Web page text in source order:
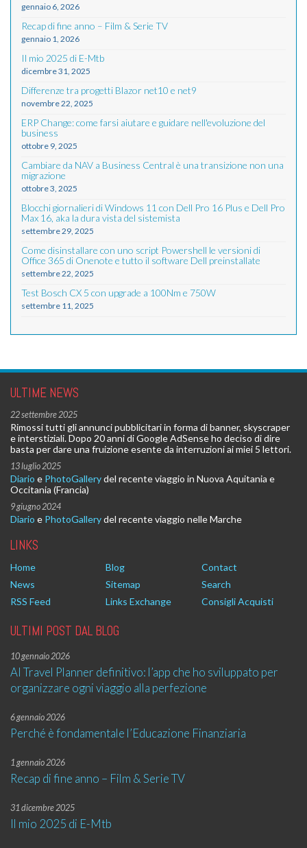
gennaio 6, 2026
Recap di fine anno – Film & Serie TV
gennaio 1, 2026
Il mio 2025 di E-Mtb
dicembre 31, 2025
Differenze tra progetti Blazor net10 e net9
novembre 22, 2025
ERP Change: come farsi aiutare e guidare nell'evoluzione del
business
ottobre 9, 2025
Cambiare da NAV a Business Central è una transizione non una
migrazione
ottobre 3, 2025
Blocchi giornalieri di Windows 11 con Dell Pro 16 Plus e Dell Pro
Max 16, aka la dura vista del sistemista
settembre 29, 2025
Come disinstallare con uno script Powershell le versioni di
Office 365 di Onenote e tutto il software Dell preinstallate
settembre 22, 2025
Test Bosch CX 5 con upgrade a 100Nm e 750W
settembre 11, 2025
ULTIME NEWS
22 settembre 2025
Rimossi tutti gli annunci pubblicitari in forma di banner, skyscraper
e interstiziali. Dopo 20 anni di Google AdSense ho deciso di dire
basta per dare una fruizione esente da interruzioni ai miei 5 lettori.
13 luglio 2025
Diario e PhotoGallerydel recente viaggio in Nuova Aquitania e
Occitania (Francia)
9 giugno 2024
Diario e PhotoGallerydel recente viaggio nelle Marche
LINKS
Home Blog
Contact
News
Sitemap
Search
RSS Feed
Links Exchange Consigli Acquisti
ULTIMI POST DAL BLOG
10 gennaio 2026
AI Travel Planner definitivo: l’app che ho sviluppato per
organizzare ogni viaggio alla perfezione
6 gennaio 2026
Perché è fondamentale l’Educazione Finanziaria
1 gennaio 2026
Recap di fine anno – Film & Serie TV
31 dicembre 2025
Il mio 2025 di E-Mtb